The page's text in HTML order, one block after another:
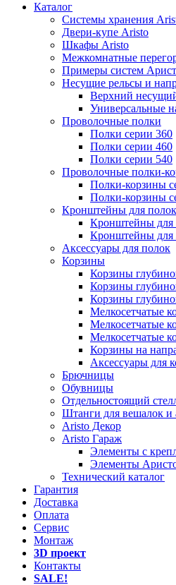
Каталог
Системы хранения
Двери-купе Aristo
Шкафы Aristo
Межкомнатные
Примеры систем
Несущие рельсы и
Верхний
Универсальные
Проволочные полки
Полки серии 360
Полки серии 460
Полки серии 540
Проволочные полки-
Полки-корзины
Полки-корзины
Кронштейны для полок
Кронштейны для
Кронштейны
Аксессуары для полок
Корзины
Корзины
Корзины
Корзины
Мелкосетчатые
Мелкосетчатые
Мелкосетчатые
Корзины на
Аксессуары для
Брючницы
Обувницы
Отдельностоящий
Штанги для вешалок и
Aristo Декор
Aristo Гараж
Элементы с
Элементы
Технический каталог
Гарантия
Доставка
Оплата
Сервис
Монтаж
3D проект
Контакты
SALE!